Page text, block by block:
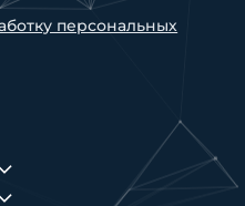
персональных